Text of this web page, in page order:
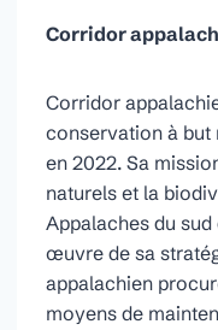
Corridor
Corridor
conservation à but
en 2022. Sa
naturels et la
Appalaches du
œuvre de sa
appalachien
moyens de